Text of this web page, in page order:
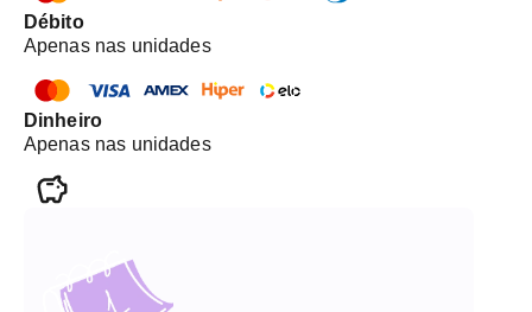
Débito
Apenas nas unidades
Dinheiro
Apenas nas unidades